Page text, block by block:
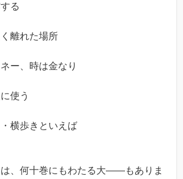
る
離れた場所
ー、時は金なり
使う
横歩きといえば
、何十巻にもわたる大――もありま